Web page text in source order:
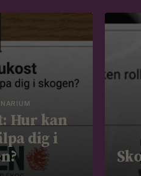
Hur kan
dig i